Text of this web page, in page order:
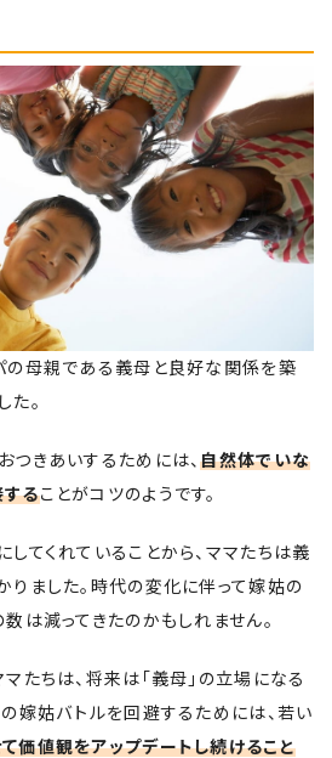
の母親である義母と良好な関係を築
た。
つきあいするためには、自然体でいな
することがコツのようです。
してくれていることから、ママたちは義
りました。時代の変化に伴って嫁姑の
は減ってきたのかもしれません。
たちは、将来は「義母」の立場になる
の嫁姑バトルを回避するためには、若い
価値観をアップデートし続けること